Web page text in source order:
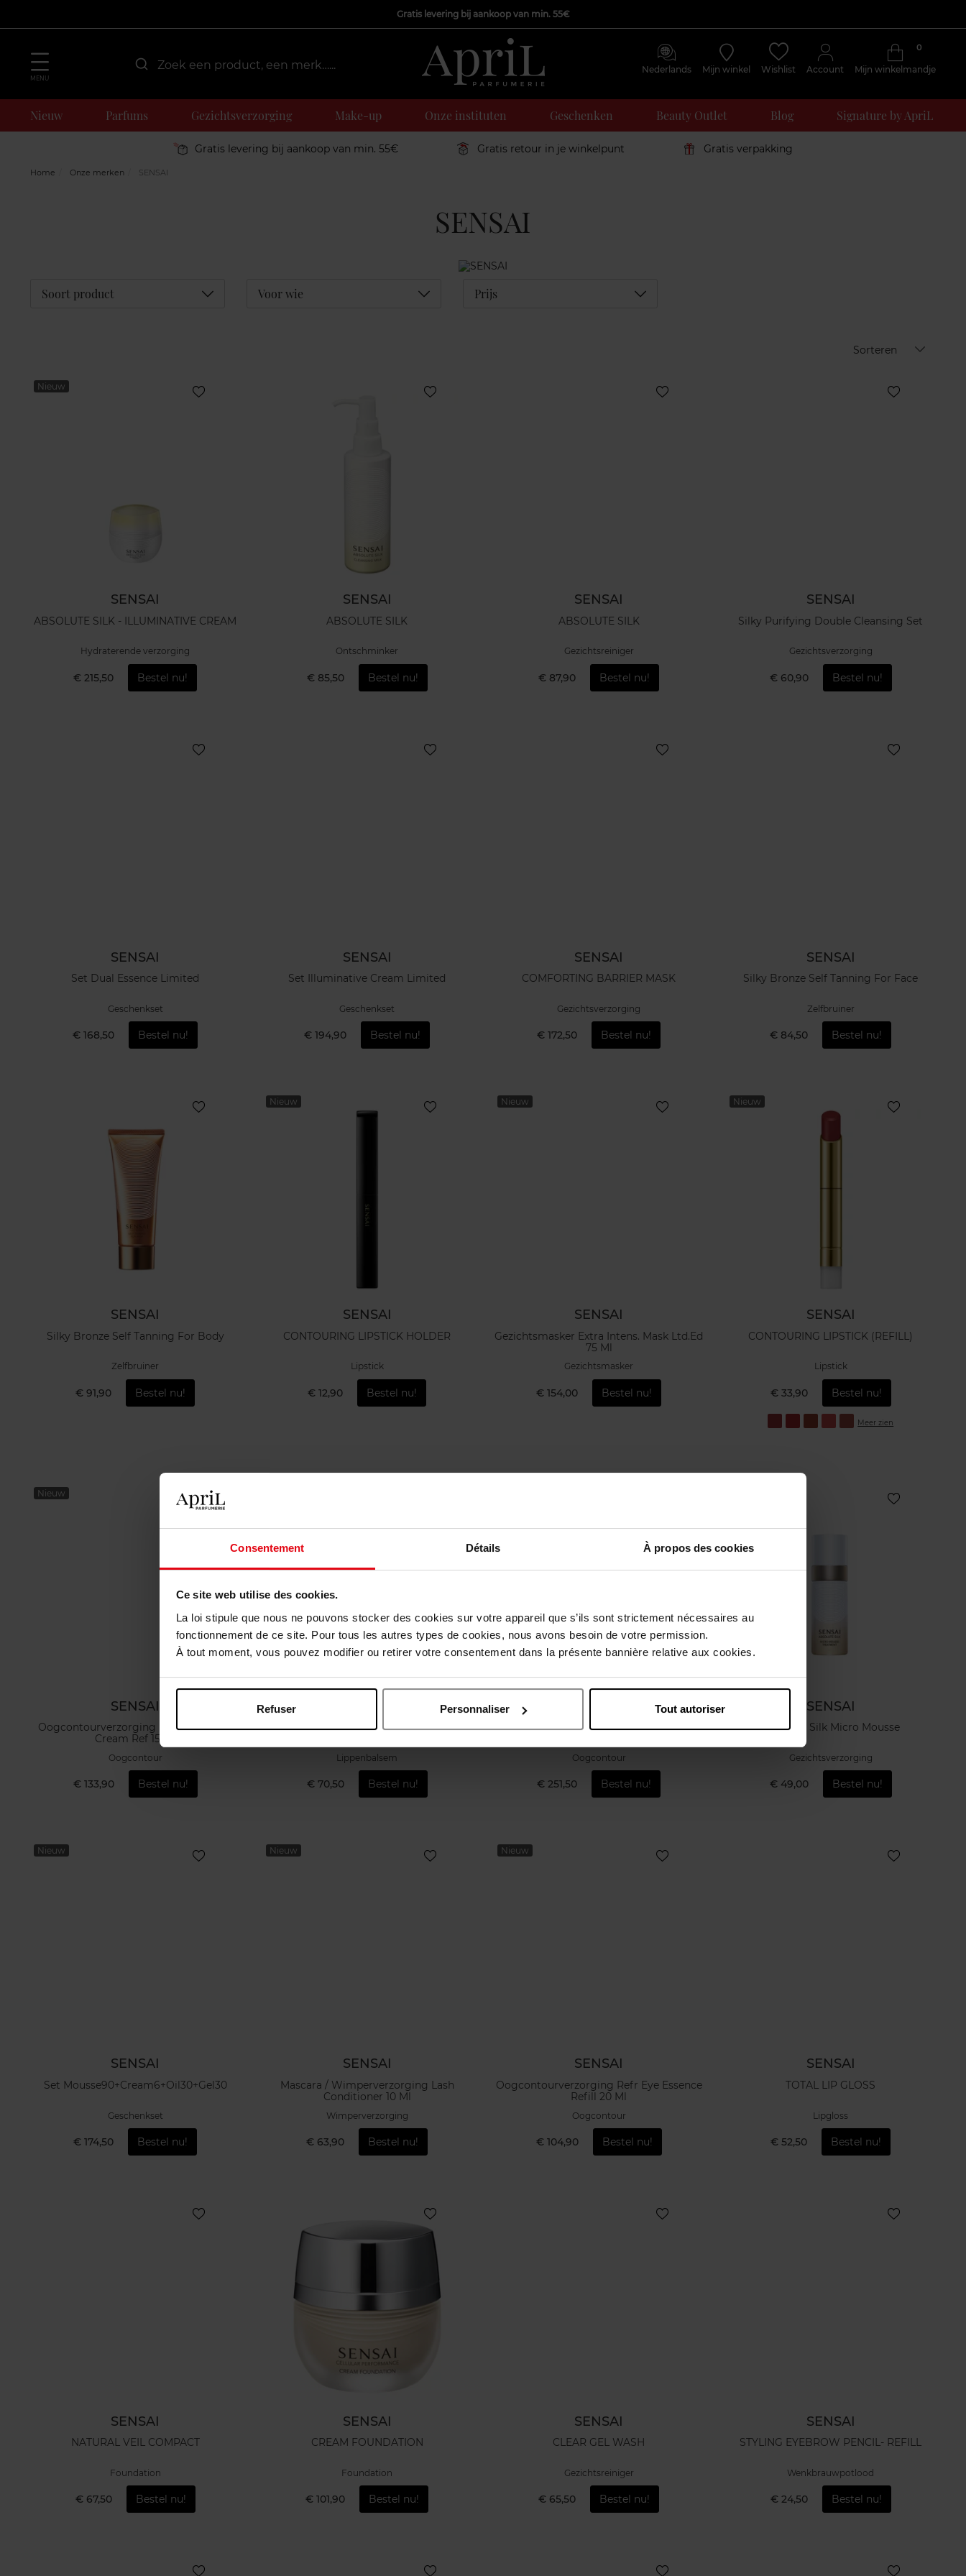
Consentement Détails À propos des cookies
Ce site web utilise des cookies.
La loi stipule que nous ne pouvons stocker des cookies sur votre appareil que s’ils sont strictement nécessaires au
fonctionnement de ce site. Pour tous les autres types de cookies, nous avons besoin de votre permission.
À tout moment, vous pouvez modifier ou retirer votre consentement dans la présente bannière relative aux cookies.
Refuser Personnaliser Tout autoriser
Gratis levering bij aankoop van min. 55€
MENU
Nederlands Mijn winkel Wishlist Account Mijn winkelmandje
0
Nieuw Parfums Gezichtsverzorging Make-up Onze instituten Geschenken Beauty Outlet Blog Signature by ApriL
Gratis levering bij aankoop van min. 55€ Gratis retour in je winkelpunt Gratis verpakking
Home Onze merken SENSAI
SENSAI
Soort product Déplier Voor wie Déplier Prijs Déplier
Sorteren
Nieuw
SENSAI
ABSOLUTE SILK - ILLUMINATIVE CREAM
Hydraterende verzorging
€ 215,50 Bestel nu!
SENSAI
ABSOLUTE SILK
Ontschminker
€ 85,50 Bestel nu!
SENSAI
ABSOLUTE SILK
Gezichtsreiniger
€ 87,90 Bestel nu!
SENSAI
Silky Purifying Double Cleansing Set
Gezichtsverzorging
€ 60,90 Bestel nu!
SENSAI
Set Dual Essence Limited
Geschenkset
€ 168,50 Bestel nu!
SENSAI
Set Illuminative Cream Limited
Geschenkset
€ 194,90 Bestel nu!
SENSAI
COMFORTING BARRIER MASK
Gezichtsverzorging
€ 172,50 Bestel nu!
SENSAI
Silky Bronze Self Tanning For Face
Zelfbruiner
€ 84,50 Bestel nu!
SENSAI
Silky Bronze Self Tanning For Body
Zelfbruiner
€ 91,90 Bestel nu!
Nieuw
SENSAI
CONTOURING LIPSTICK HOLDER
Lipstick
€ 12,90 Bestel nu!
Nieuw
SENSAI
Gezichtsmasker Extra Intens. Mask Ltd.Ed
75 Ml
Gezichtsmasker
€ 154,00 Bestel nu!
Nieuw
SENSAI
CONTOURING LIPSTICK (REFILL)
Lipstick
€ 33,90 Bestel nu!
Meer zien
Nieuw
SENSAI
Oogcontourverzorging Melty Rich Eye
Cream Ref 15 Ml
Oogcontour
€ 133,90 Bestel nu!
Total Lip Treatment
Lippenbalsem
€ 70,50 Bestel nu!
Oogcontourverzorging Total Eye
Oogcontour
€ 251,50 Bestel nu!
SENSAI
Absolute Silk Micro Mousse
Gezichtsverzorging
€ 49,00 Bestel nu!
Nieuw
SENSAI
Set Mousse90+Cream6+Oil30+Gel30
Geschenkset
€ 174,50 Bestel nu!
Nieuw
SENSAI
Mascara / Wimperverzorging Lash
Conditioner 10 Ml
Wimperverzorging
€ 63,90 Bestel nu!
Nieuw
SENSAI
Oogcontourverzorging Refr Eye Essence
Refill 20 Ml
Oogcontour
€ 104,90 Bestel nu!
SENSAI
TOTAL LIP GLOSS
Lipgloss
€ 52,50 Bestel nu!
SENSAI
NATURAL VEIL COMPACT
Foundation
€ 67,50 Bestel nu!
SENSAI
CREAM FOUNDATION
Foundation
€ 101,90 Bestel nu!
SENSAI
CLEAR GEL WASH
Gezichtsreiniger
€ 65,50 Bestel nu!
SENSAI
STYLING EYEBROW PENCIL- REFILL
Wenkbrauwpotlood
€ 24,50 Bestel nu!